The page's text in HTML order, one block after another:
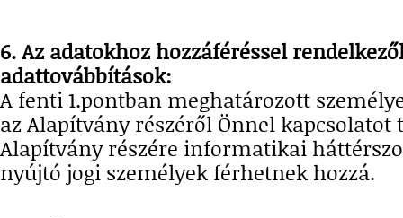
6. Az adatokhoz hozzáféréssel
adattovábbítások:
A fenti 1.pontban meghatározott
az Alapítvány részéről Önnel kapcsolatot
Alapítvány részére informatikai
nyújtó jogi személyek férhetnek hozzá.